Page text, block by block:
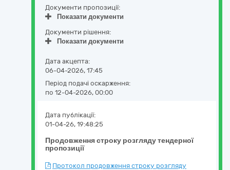
Документи пропозиції:
Показати документи
Документи рішення:
Показати документи
Дата акцепта:
06-04-2026, 17:45
Період подачі оскарження:
по 12-04-2026, 00:00
Продовження строку розгляду тендерної
пропозиції
Дата публікації:
01-04-26, 19:48:25
Протокол продовження строку розгляду